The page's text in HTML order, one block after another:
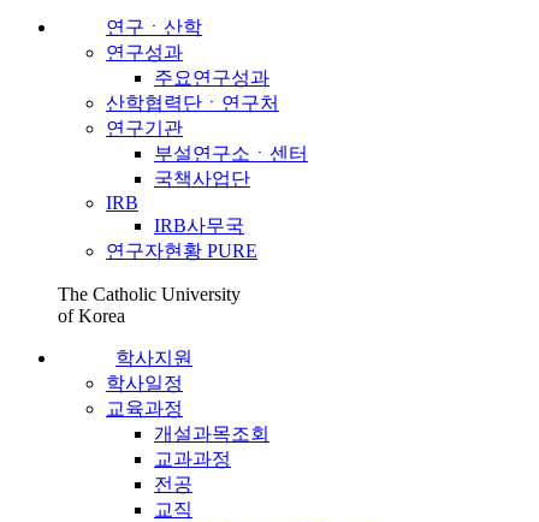
연구ㆍ산학
연구성과
주요연구성과
산학협력단ㆍ연구처
연구기관
부설연구소ㆍ센터
국책사업단
IRB
IRB사무국
연구자현황 PURE
The Catholic University
of Korea
학사지원
학사일정
교육과정
개설과목조회
교과과정
전공
교직